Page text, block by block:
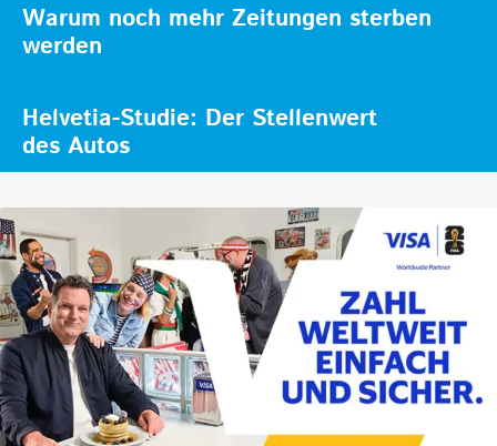
Warum noch mehr Zeitungen sterben
werden
Helvetia-Studie: Der Stellenwert
des Autos